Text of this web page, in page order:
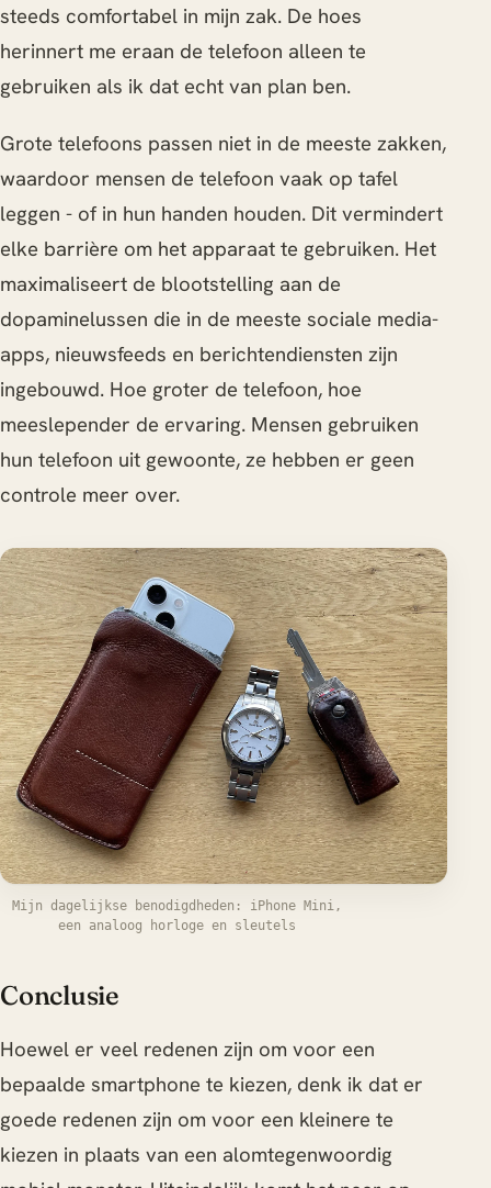
steeds comfortabel in mijn zak. De hoes
herinnert me eraan de telefoon alleen te
gebruiken als ik dat echt van plan ben.
Grote telefoons passen niet in de meeste zakken,
waardoor mensen de telefoon vaak op tafel
leggen - of in hun handen houden. Dit vermindert
elke barrière om het apparaat te gebruiken. Het
maximaliseert de blootstelling aan de
dopaminelussen die in de meeste sociale media-
apps, nieuwsfeeds en berichtendiensten zijn
ingebouwd. Hoe groter de telefoon, hoe
meeslepender de ervaring. Mensen gebruiken
hun telefoon uit gewoonte, ze hebben er geen
controle meer over.
Mijn dagelijkse benodigdheden: iPhone Mini,
een analoog horloge en sleutels
Conclusie
Hoewel er veel redenen zijn om voor een
bepaalde smartphone te kiezen, denk ik dat er
goede redenen zijn om voor een kleinere te
kiezen in plaats van een alomtegenwoordig